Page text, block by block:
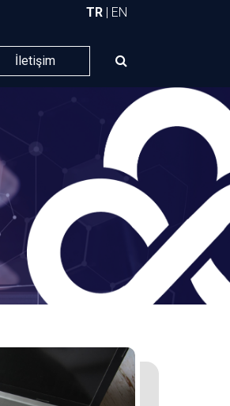
TR | EN
İletişim